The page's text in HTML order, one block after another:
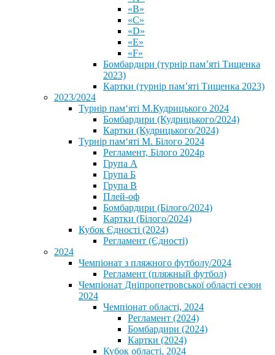
«В»
«С»
«D»
«Е»
«F»
Бомбардири (турнір пам’яті Тищенка
2023)
Картки (турнір пам’яті Тищенка 2023)
2023/2024
⁨Турнір пам‘яті М.Кудрицького 2024
Бомбардири (Кудрицького/2024)
Картки (Кудрицького/2024)
⁨Турнір пам‘яті М. Білого 2024⁩
Регламент, Білого 2024р
Група А
Група Б
Група В
Плей-оф
Бомбардири (Білого/2024)
Картки (Білого/2024)
Кубок Єдності (2024)
Регламент (Єдності)
2024
Чемпіонат з пляжного футболу/2024
Регламент (пляжный футбол)
Чемпіонат Дніпропетровської області сезон
2024
Чемпіонат області, 2024
Регламент (2024)
Бомбардири (2024)
Картки (2024)
Кубок області, 2024